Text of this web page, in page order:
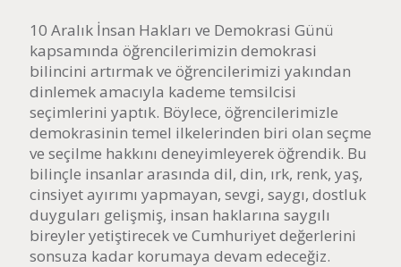
10 Aralık İnsan Hakları ve Demokrasi Günü
kapsamında öğrencilerimizin demokrasi
bilincini artırmak ve öğrencilerimizi yakından
dinlemek amacıyla kademe temsilcisi
seçimlerini yaptık. Böylece, öğrencilerimizle
demokrasinin temel ilkelerinden biri olan seçme
ve seçilme hakkını deneyimleyerek öğrendik. Bu
bilinçle insanlar arasında dil, din, ırk, renk, yaş,
cinsiyet ayırımı yapmayan, sevgi, saygı, dostluk
duyguları gelişmiş, insan haklarına saygılı
bireyler yetiştirecek ve Cumhuriyet değerlerini
sonsuza kadar korumaya devam edeceğiz.